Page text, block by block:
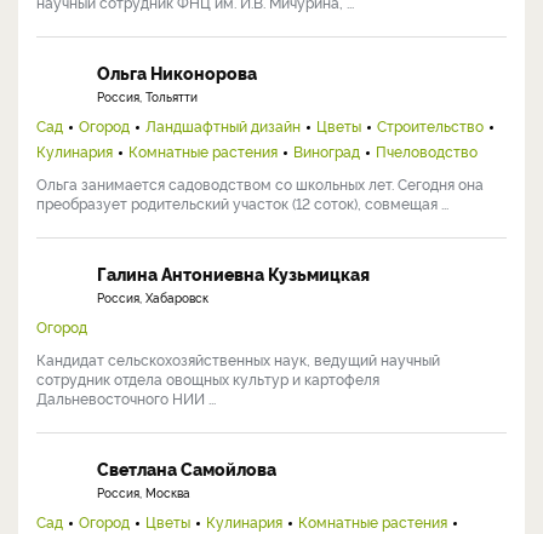
Ольга Никонорова
Россия, Тольятти
Сад Огород Ландшафтный дизайн Цветы
Строительство
Кулинария
Комнатные растения Виноград
Пчеловодство
Ольга занимается садоводством со школьных лет. Сегодня она
преобразует родительский участок (12 соток), совмещая ...
Галина Антониевна Кузьмицкая
Россия, Хабаровск
Огород
Кандидат сельскохозяйственных наук, ведущий научный
сотрудник отдела овощных культур и картофеля
Дальневосточного НИИ ...
Светлана Самойлова
Россия, Москва
Сад Огород Цветы Кулинария
Комнатные растения